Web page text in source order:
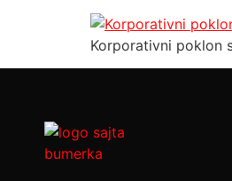
Korporativni poklon